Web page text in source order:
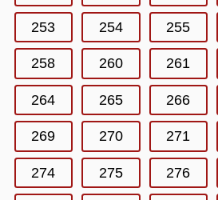
253 254 255
258 260 261
264 265 266
269 270 271
274 275 276